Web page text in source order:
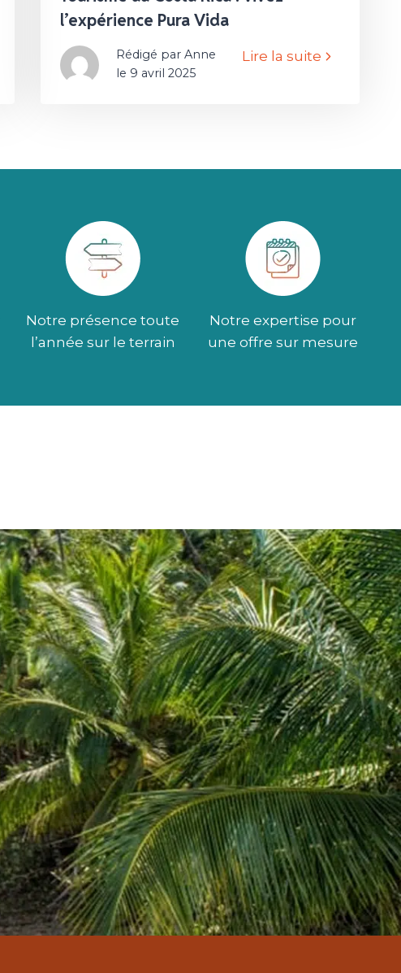
l’expérience Pura Vida
Rédigé par Anne
le 9 avril 2025
Lire la suite
Notre présence toute
l’année sur le terrain
Notre expertise pour
une offre sur mesure